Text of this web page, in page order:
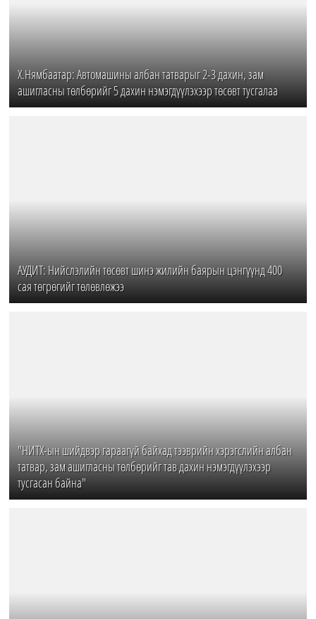
Х.Нямбаатар: Автомашины албан татварыг 2-3 дахин, зам
ашигласны төлбөрийг 5 дахин нэмэгдүүлэхээр төсөвт тусгалаа
АУДИТ: Нийслэлийн төсөвт шинэ жилийн баярын цэнгүүнд 400
сая төгрөгийг төлөвлөжээ
"НИТХ-ын шийдвэр гараагүй байхад тээврийн хэрэгслийн албан
татвар, зам ашигласны төлбөрийг тав дахин нэмэгдүүлэхээр
тусгасан байна"